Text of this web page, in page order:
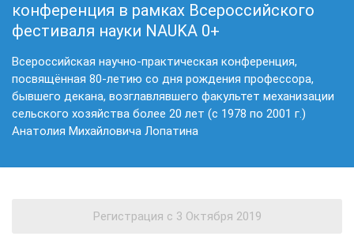
конференция в рамках Всероссийского
фестиваля науки NAUKA 0+
Всероссийская научно-практическая конференция,
посвящённая 80-летию со дня рождения профессора,
бывшего декана, возглавлявшего факультет механизации
сельского хозяйства более 20 лет (с 1978 по 2001 г.)
Анатолия Михайловича Лопатина